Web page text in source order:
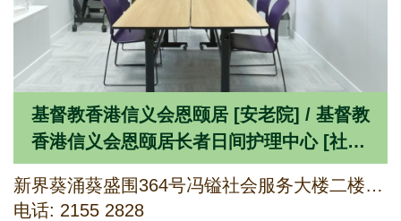
基督教香港信义会恩颐居 [安老院] / 基督教
香港信义会恩颐居长者日间护理中心 [社区
券认可服务单位]
新界葵涌葵盛围364号冯镒社会服务大楼二楼及四楼
电话: 2155 2828